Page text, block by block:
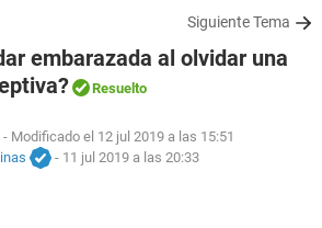
Siguiente Tema
embarazada al olvidar una
Resuelto
- Modificado el 12 jul 2019 a las 15:51
- 11 jul 2019 a las 20:33